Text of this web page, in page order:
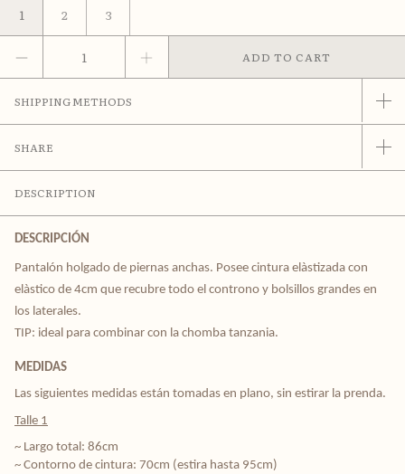
1 2 3
SHIPPING METHODS
SHARE
DESCRIPTION
DESCRIPCIÓN
Pantalón holgado de piernas anchas. Posee cintura elàstizada con
elàstico de 4cm que recubre todo el controno y bolsillos grandes en
los laterales.
TIP: ideal para combinar con la chomba tanzania.
MEDIDAS
Las siguientes medidas están tomadas en plano, sin estirar la prenda.
Talle 1
~ Largo total: 86cm
~ Contorno de cintura: 70cm (estira hasta 95cm)